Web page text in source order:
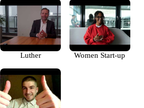
Luther Women Start-up